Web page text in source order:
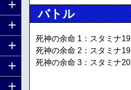
バトル
死神の余命 1：スタミナ19
死神の余命 2：スタミナ19
死神の余命 3：スタミナ20